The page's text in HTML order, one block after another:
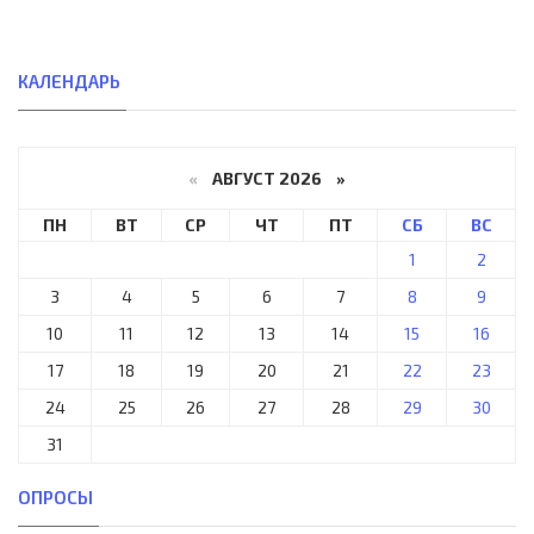
КАЛЕНДАРЬ
« АВГУСТ 2026 »
ПН ВТ СР ЧТ ПТ СБ
ВС
1
2
3
4 5 6 7 8
9
10
11 12 13 14 15
16
17
18 19 20 21 22
23
24
25 26 27 28 29
30
31
ОПРОСЫ